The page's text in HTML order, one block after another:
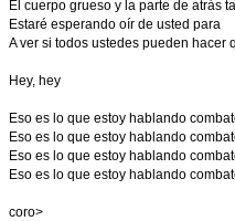
El cuerpo grueso y la parte de atrás
Estaré esperando oír de usted para
A ver si todos ustedes pueden hacer
Hey, hey
Eso es lo que estoy hablando
Eso es lo que estoy hablando
Eso es lo que estoy hablando
Eso es lo que estoy hablando
coro>